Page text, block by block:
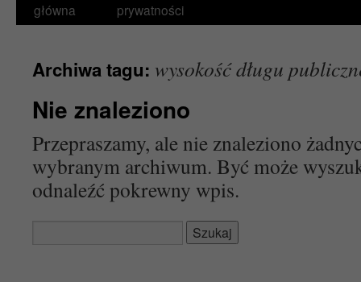
dogłówna
prywatności
Archiwa tagu: wysokość długu
Nie znaleziono
Przepraszamy, ale nie znaleziono
wybranym archiwum. Być może
odnaleźć pokrewny wpis.